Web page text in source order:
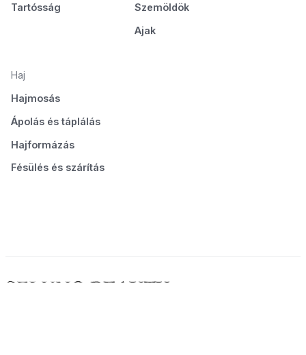
Tartósság
Szemöldök
Ajak
Haj
Hajmosás
Ápolás és táplálás
Hajformázás
Fésülés és szárítás